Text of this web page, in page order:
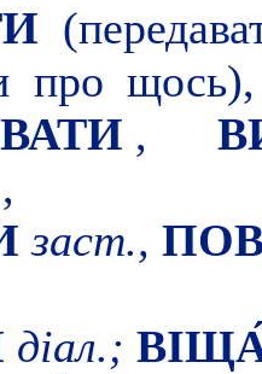
про
,
,
заст.,
діал.;